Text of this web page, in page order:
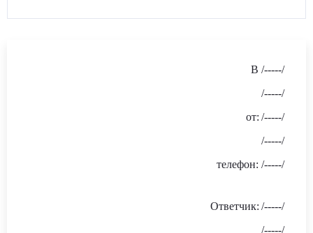
В /-----/
/-----/
от: /-----/
/-----/
телефон: /-----/
Ответчик: /-----/
/-----/